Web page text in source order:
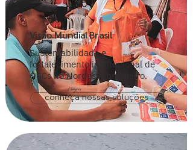
Visão Mundial Brasil
Sustentabilidade e
fortalecimento institucional de
OSCs no Nordeste brasileiro.
conheça nossas soluções